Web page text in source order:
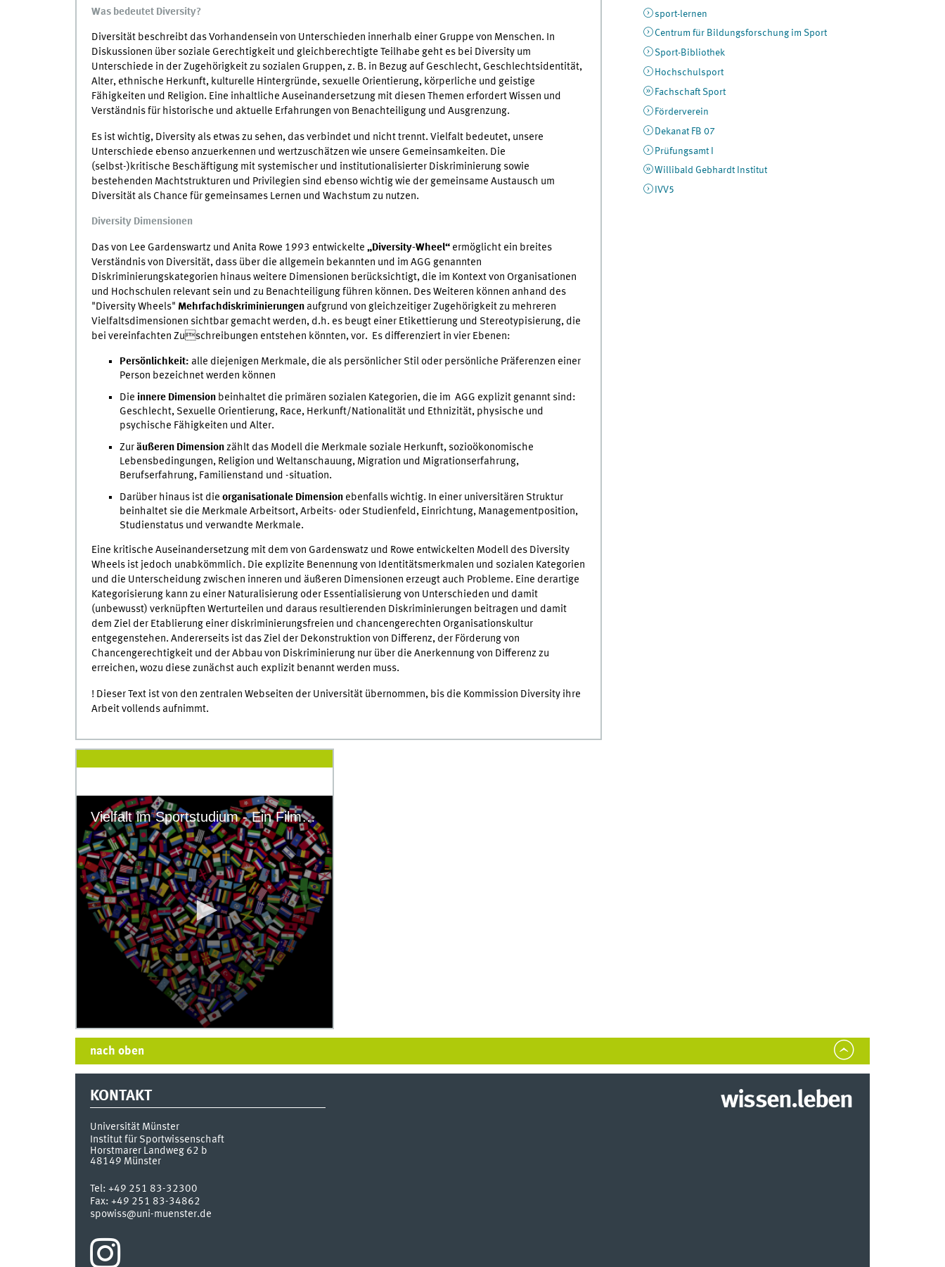
Was bedeutet Diversity?
Diversität beschreibt das Vorhandensein von Unterschieden innerhalb einer Gruppe von Menschen. In
Diskussionen über soziale Gerechtigkeit und gleichberechtigte Teilhabe geht es bei Diversity um
Unterschiede in der Zugehörigkeit zu sozialen Gruppen, z. B. in Bezug auf Geschlecht, Geschlechtsidentität,
Alter, ethnische Herkunft, kulturelle Hintergründe, sexuelle Orientierung, körperliche und geistige
Fähigkeiten und Religion. Eine inhaltliche Auseinandersetzung mit diesen Themen erfordert Wissen und
Verständnis für historische und aktuelle Erfahrungen von Benachteiligung und Ausgrenzung.
Es ist wichtig, Diversity als etwas zu sehen, das verbindet und nicht trennt. Vielfalt bedeutet, unsere
Unterschiede ebenso anzuerkennen und wertzuschätzen wie unsere Gemeinsamkeiten. Die
(selbst-)kritische Beschäftigung mit systemischer und institutionalisierter Diskriminierung sowie
bestehenden Machtstrukturen und Privilegien sind ebenso wichtig wie der gemeinsame Austausch um
Diversität als Chance für gemeinsames Lernen und Wachstum zu nutzen.
Diversity Dimensionen
Das von Lee Gardenswartz und Anita Rowe 1993 entwickelte „Diversity-Wheel“ ermöglicht ein breites
Verständnis von Diversität, dass über die allgemein bekannten und im AGG genannten
Diskriminierungskategorien hinaus weitere Dimensionen berücksichtigt, die im Kontext von Organisationen
und Hochschulen relevant sein und zu Benachteiligung führen können. Des Weiteren können anhand des
"Diversity Wheels" Mehrfachdiskriminierungenaufgrund von gleichzeitiger Zugehörigkeit zu mehreren
Vielfaltsdimensionen sichtbar gemacht werden, d.h. es beugt einer Etikettierung und Stereotypisierung, die
bei vereinfachten Zuschreibungen entstehen könnten, vor. Es differenziert in vier Ebenen:
Persönlichkeit: alle diejenigen Merkmale, die als persönlicher Stil oder persönliche Präferenzen einer
Person bezeichnet werden können
Die innere Dimensionbeinhaltet die primären sozialen Kategorien, die im AGG explizit genannt sind:
Geschlecht, Sexuelle Orientierung, Race, Herkunft/Nationalität und Ethnizität, physische und
psychische Fähigkeiten und Alter.
Zuräußeren Dimensionzählt das Modell die Merkmale soziale Herkunft, sozioökonomische
Lebensbedingungen, Religion und Weltanschauung, Migration und Migrationserfahrung,
Berufserfahrung, Familienstand und -situation.
Darüber hinaus ist die organisationale Dimensionebenfalls wichtig. In einer universitären Struktur
beinhaltet sie die Merkmale Arbeitsort, Arbeits- oder Studienfeld, Einrichtung, Managementposition,
Studienstatus und verwandte Merkmale.
Eine kritische Auseinandersetzung mit dem von Gardenswatz und Rowe entwickelten Modell des Diversity
Wheels ist jedoch unabkömmlich. Die explizite Benennung von Identitätsmerkmalen und sozialen Kategorien
und die Unterscheidung zwischen inneren und äußeren Dimensionen erzeugt auch Probleme. Eine derartige
Kategorisierung kann zu einer Naturalisierung oder Essentialisierung von Unterschieden und damit
(unbewusst) verknüpften Werturteilen und daraus resultierenden Diskriminierungen beitragen und damit
dem Ziel der Etablierung einer diskriminierungsfreien und chancengerechten Organisationskultur
entgegenstehen. Andererseits ist das Ziel der Dekonstruktion von Differenz, der Förderung von
Chancengerechtigkeit und der Abbau von Diskriminierung nur über die Anerkennung von Differenz zu
erreichen, wozu diese zunächst auch explizit benannt werden muss.
! Dieser Text ist von den zentralen Webseiten der Universität übernommen, bis die Kommission Diversity ihre
Arbeit vollends aufnimmt.
Vielfalt im Sportstudium - Ein Film zum Tag der Lehre 2018
0
seconds
0
secondsVolume
90%
sport-lernen
Centrum für Bildungsforschung im Sport
Sport-Bibliothek
Hochschulsport
Fachschaft Sport
Förderverein
Dekanat FB 07
Prüfungsamt I
Willibald Gebhardt Institut
IVV5
nach oben
KONTAKT
Universität Münster
Institut für Sportwissenschaft
Horstmarer Landweg 62 b
48149 Münster
Tel: +49 251 83-32300
Fax: +49 251 83-34862
spowiss@uni-muenster.de
wissen.leben